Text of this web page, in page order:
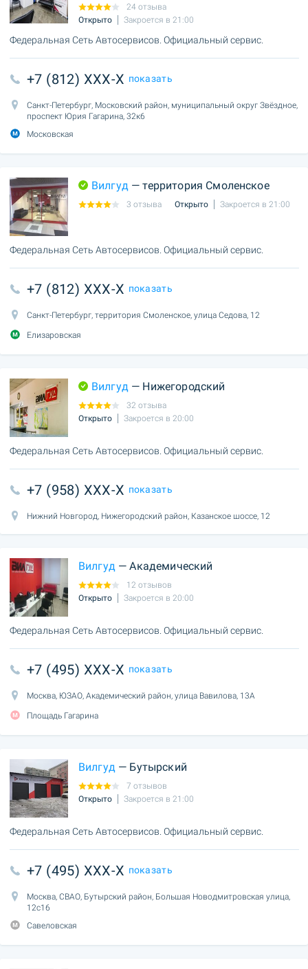
24 отзыва
Открыто
Закроется в 21:00
Федеральная Сеть Автосервисов. Официальный сервис.
+7 (812) XXX-X показать
Санкт-Петербург, Московский район, муниципальный округ Звёздное,
проспект Юрия Гагарина, 32к6
Московская
Вилгуд — территория Смоленское
3 отзыва Открыто Закроется в 21:00
Федеральная Сеть Автосервисов. Официальный сервис.
+7 (812) XXX-X показать
Санкт-Петербург, территория Смоленское, улица Седова, 12
Елизаровская
Вилгуд — Нижегородский
32 отзыва
Открыто
Закроется в 20:00
Федеральная Сеть Автосервисов. Официальный сервис.
+7 (958) XXX-X показать
Нижний Новгород, Нижегородский район, Казанское шоссе, 12
Вилгуд — Академический
12 отзывов
Открыто
Закроется в 20:00
Федеральная Сеть Автосервисов. Официальный сервис.
+7 (495) XXX-X показать
Москва, ЮЗАО, Академический район, улица Вавилова, 13А
Площадь Гагарина
Вилгуд — Бутырский
7 отзывов
Открыто
Закроется в 21:00
Федеральная Сеть Автосервисов. Официальный сервис.
+7 (495) XXX-X показать
Москва, СВАО, Бутырский район, Большая Новодмитровская улица,
12с16
Савеловская